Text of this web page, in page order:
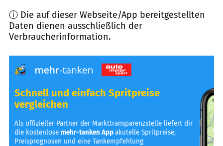
ⓘ Die auf dieser Webseite/App bereitgestellten
Daten dienen ausschließlich der
Verbraucherinformation.
Schnell und einfach Spritpreise
vergleichen
Als offizieller Partner der Markttransparenzstelle liefert dir
die kostenlosemehr-tanken Appakutelle Spritpreise,
Preisprognosen und eine Tankempfehlung